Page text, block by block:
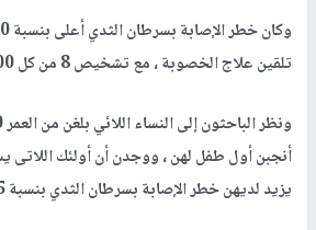
تلقين علاج الخصوبة ، مع تشخيص 8 من كل 1000 امرأة.
أنجبن أول طفل لهن ، ووجدن أن أولئك
يزيد لديهن خطر الإصابة بسرطان الثدي بنسبة 65%.